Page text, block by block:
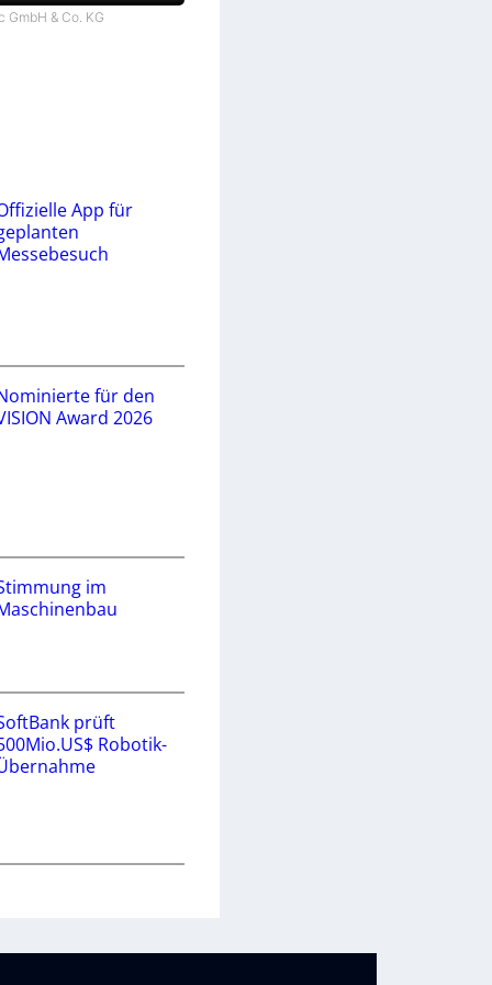
GmbH & Co. KG
App für
für den
Award 2026
im
prüft
Robotik-